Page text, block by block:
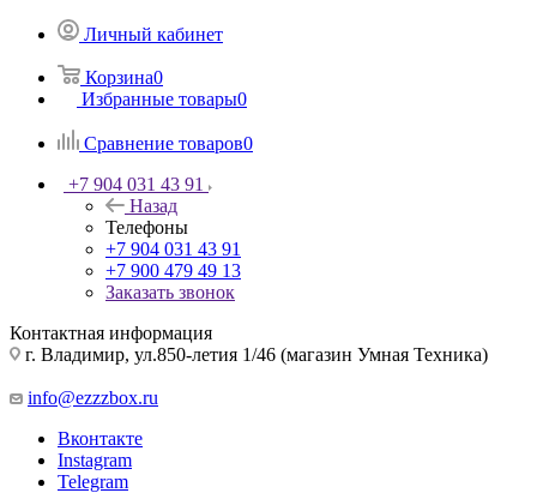
Личный кабинет
Корзина0
Избранные товары0
Сравнение товаров0
+7 904 031 43 91
Назад
Телефоны
+7 904 031 43 91
+7 900 479 49 13
Заказать звонок
Контактная информация
г. Владимир, ул.850-летия 1/46 (магазин Умная Техника)
info@ezzzbox.ru
Вконтакте
Instagram
Telegram